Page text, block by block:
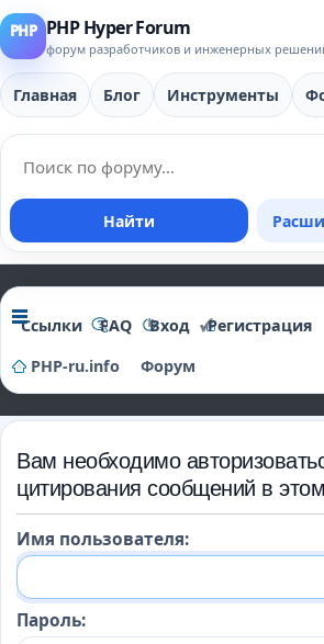
PHP Hyper Forum
форум разработчиков и инженерных
Главная Блог Инструменты
Найти
Ссылки FAQ Вход
Регистрация
PHP-ru.info
Форум
Вам необходимо
цитирования сообщений в
Имя пользователя:
Пароль: